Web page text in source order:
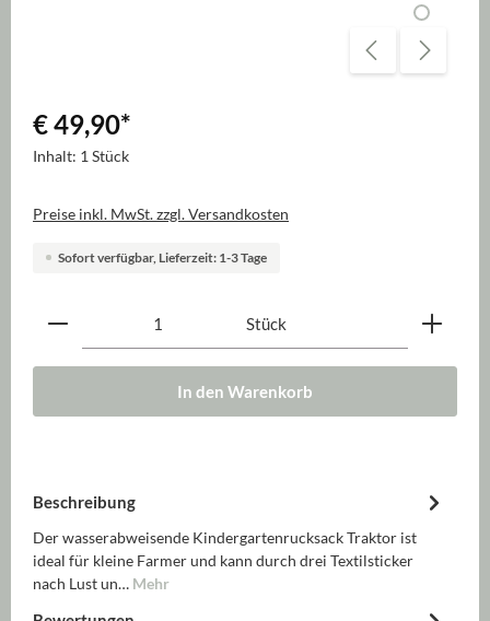
€ 49,90*
Inhalt: 1 Stück
Preise inkl. MwSt. zzgl. Versandkosten
Sofort verfügbar, Lieferzeit: 1-3 Tage
Produkt Anzahl: Gib den gewünschten Wert ein
Stück
In den Warenkorb
Beschreibung
Der wasserabweisende Kindergartenrucksack Traktor ist
ideal für kleine Farmer und kann durch drei Textilsticker
nach Lust un… Mehr